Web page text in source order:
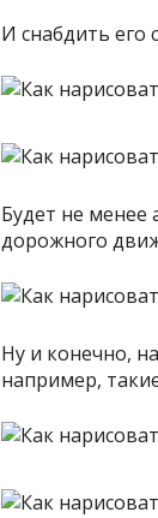
И снабдить его
Будет не менее
дорожного
Ну и конечно,
например,